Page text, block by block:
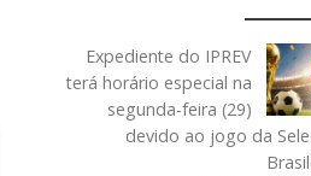
Expediente do IPREV
terá horário especial na
segunda-feira (29)
devido ao jogo da